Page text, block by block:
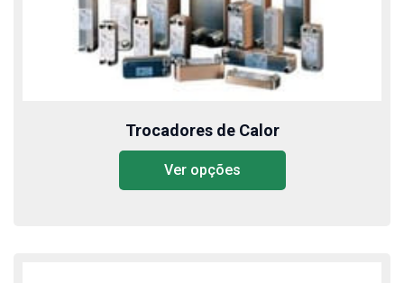
Trocadores de Calor
Ver opções